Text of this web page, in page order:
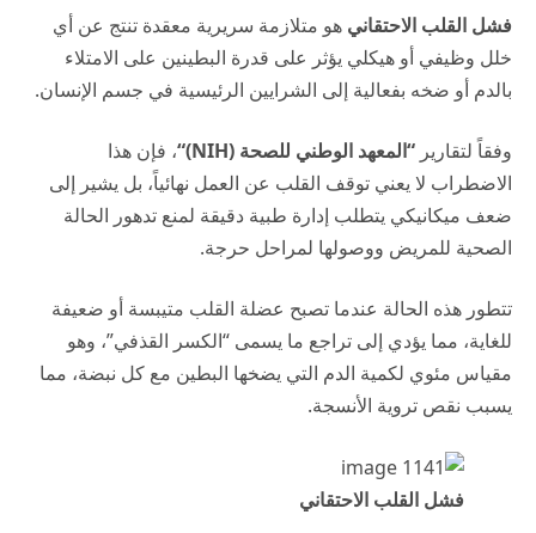
فشل القلب الاحتقاني هو متلازمة سريرية معقدة تنتج عن أي
خلل وظيفي أو هيكلي يؤثر على قدرة البطينين على الامتلاء
بالدم أو ضخه بفعالية إلى الشرايين الرئيسية في جسم الإنسان.
وفقاً لتقارير “المعهد الوطني للصحة (NIH) “، فإن هذا
الاضطراب لا يعني توقف القلب عن العمل نهائياً، بل يشير إلى
ضعف ميكانيكي يتطلب إدارة طبية دقيقة لمنع تدهور الحالة
الصحية للمريض ووصولها لمراحل حرجة.
تتطور هذه الحالة عندما تصبح عضلة القلب متيبسة أو ضعيفة
للغاية، مما يؤدي إلى تراجع ما يسمى “الكسر القذفي”، وهو
مقياس مئوي لكمية الدم التي يضخها البطين مع كل نبضة، مما
يسبب نقص تروية الأنسجة.
فشل القلب الاحتقاني